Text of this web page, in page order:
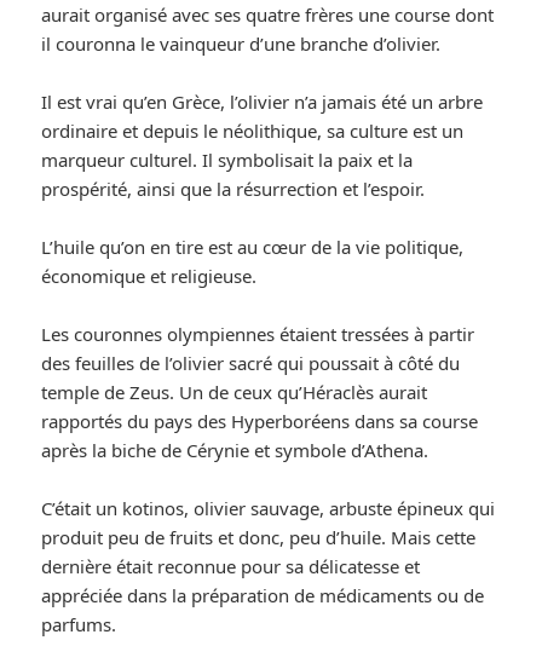
aurait organisé avec ses quatre frères une course dont
il couronna le vainqueur d’une branche d’olivier.
Il est vrai qu’en Grèce, l’olivier n’a jamais été un arbre
ordinaire et depuis le néolithique, sa culture est un
marqueur culturel. Il symbolisait la paix et la
prospérité, ainsi que la résurrection et l’espoir.
L’huile qu’on en tire est au cœur de la vie politique,
économique et religieuse.
Les couronnes olympiennes étaient tressées à partir
des feuilles de l’olivier sacré qui poussait à côté du
temple de Zeus. Un de ceux qu’Héraclès aurait
rapportés du pays des Hyperboréens dans sa course
après la biche de Cérynie et symbole d’Athena.
C’était un kotinos, olivier sauvage, arbuste épineux qui
produit peu de fruits et donc, peu d’huile. Mais cette
dernière était reconnue pour sa délicatesse et
appréciée dans la préparation de médicaments ou de
parfums.